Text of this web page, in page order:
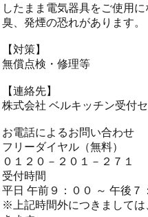
したまま電気器具をご使用
臭、発煙の恐れがあります。
【対策】
無償点検・修理等
【連絡先】
株式会社 ベルキッチン受付
お電話によるお問い合わせ
フリーダイヤル（無料）
０１２０－２０１－２７１
受付時間
平日 午前９：００ ～ 午後７
※上記時間外につきまして